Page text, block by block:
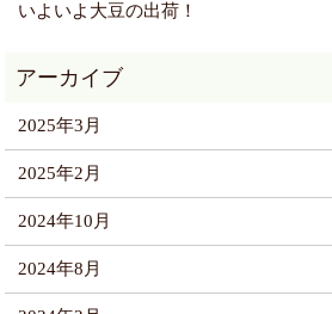
いよいよ大豆の出荷！
2025年3月
2025年2月
2024年10月
2024年8月